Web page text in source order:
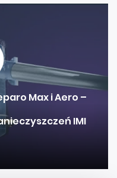
Max i Aero –
IMI